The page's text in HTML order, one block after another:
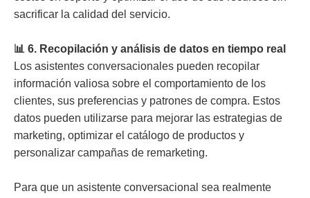
sacrificar la calidad del servicio.
📊 6. Recopilación y análisis de datos en tiempo real
Los asistentes conversacionales pueden recopilar
información valiosa sobre el comportamiento de los
clientes, sus preferencias y patrones de compra. Estos
datos pueden utilizarse para mejorar las estrategias de
marketing, optimizar el catálogo de productos y
personalizar campañas de remarketing.
Para que un asistente conversacional sea realmente